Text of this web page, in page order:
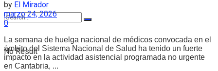
No Result
by El Mirador
marzo 24, 2026
0
La semana de huelga nacional de médicos convocada en el
ámbito del Sistema Nacional de Salud ha tenido un fuerte
impacto en la actividad asistencial programada no urgente
en Cantabria, ...